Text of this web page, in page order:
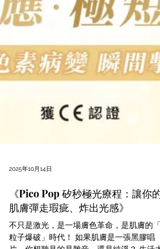
《Pico Pop 矽秒極光療程：讓你的
肌膚彈走瑕疵、炸出光感》
不只是激光，是一場膚色革命，是肌膚的「